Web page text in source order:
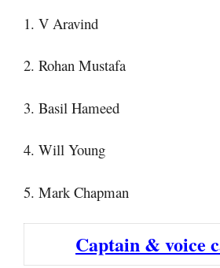
1. V Aravind
2. Rohan Mustafa
3. Basil Hameed
4. Will Young
5. Mark Chapman
Captain & voice